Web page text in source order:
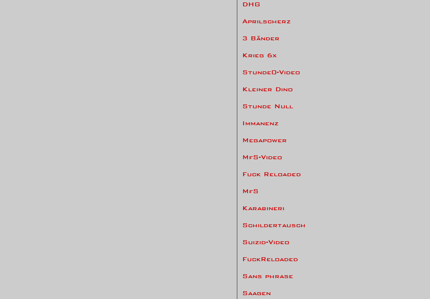
DHG
Aprilscherz
3 Bänder
Krieg 6x
Stunde0-Video
Kleiner Dino
Stunde Null
Immanenz
Megapower
MfS-Video
Fuck Reloaded
MfS
Karabineri
Schildertausch
Suizid-Video
FuckReloaded
Sans phrase
Saagen